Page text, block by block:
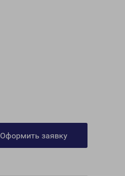
Оформить заявку